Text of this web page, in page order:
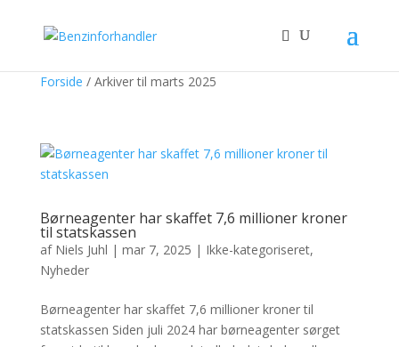
Forside / Arkiver til marts 2025
Børneagenter har skaffet 7,6 millioner kroner
til statskassen
af Niels Juhl | mar 7, 2025 | Ikke-kategoriseret,
Nyheder
Børneagenter har skaffet 7,6 millioner kroner til
statskassen Siden juli 2024 har børneagenter sørget